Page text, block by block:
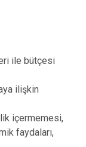
ile bütçesi
ilişkin
içermemesi,
faydaları,